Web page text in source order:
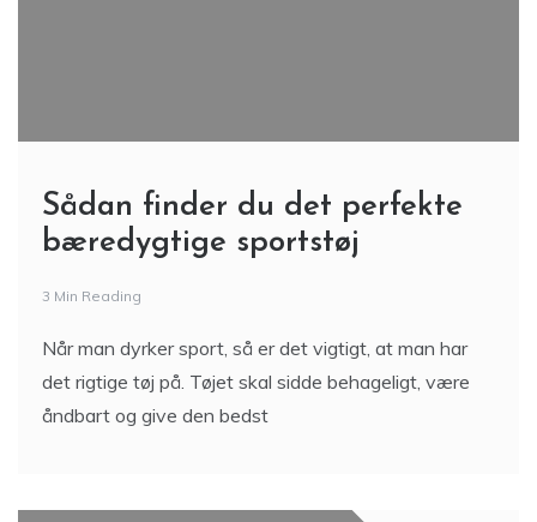
Sådan finder du det perfekte
bæredygtige sportstøj
3 Min Reading
Når man dyrker sport, så er det vigtigt, at man har
det rigtige tøj på. Tøjet skal sidde behageligt, være
åndbart og give den bedst